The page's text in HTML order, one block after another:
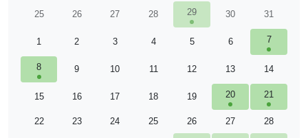
25 26 27 28 29 30 31
1 2 3 4 5 6 7
8 9 10 11 12 13 14
15 16 17 18 19 20 21
22 23 24 25 26 27 28